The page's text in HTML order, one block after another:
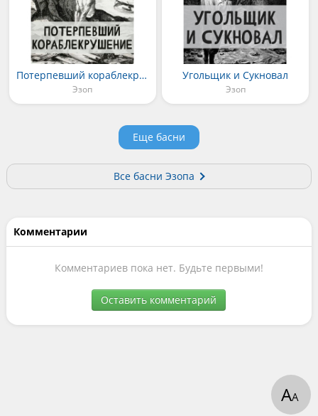
Потерпевший кораблекрушение
Эзоп
Угольщик и Сукновал
Эзоп
Еще басни
Все басни Эзопа
Комментарии
Комментариев пока нет. Будьте первыми!
Оставить комментарий
АА